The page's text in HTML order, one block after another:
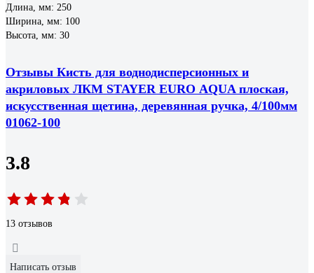
Длина, мм: 250
Ширина, мм: 100
Высота, мм: 30
Отзывы Кисть для воднодисперсионных и
акриловых ЛКМ STAYER EURO АQUA плоская,
искусственная щетина, деревянная ручка, 4/100мм
01062-100
3.8
13 отзывов
Написать отзыв